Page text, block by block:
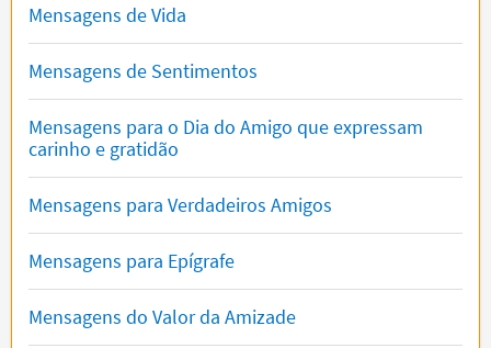
Mensagens de Vida
Mensagens de Sentimentos
Mensagens para o Dia do Amigo que expressam
carinho e gratidão
Mensagens para Verdadeiros Amigos
Mensagens para Epígrafe
Mensagens do Valor da Amizade